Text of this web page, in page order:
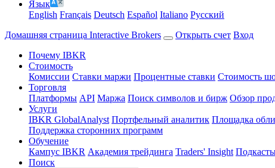
Язык
English Français Deutsch Español Italiano Pусский
Домашняя страница Interactive Brokers
Открыть счет Вход
Почему IBKR
Стоимость
Комиссии Ставки маржи Процентные ставки Стоимость
Торговля
Платформы API Маржа Поиск символов и бирж Обзор
Услуги
IBKR GlobalAnalyst Портфельный аналитик Площадка
Поддержка сторонних программ
Обучение
Кампус IBKR Академия трейдинга Traders' Insight
Поиск